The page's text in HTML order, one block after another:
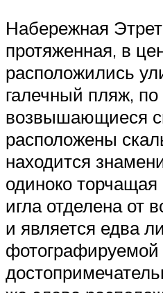
Набережная
протяженная, в
расположились
галечный пляж,
возвышающиеся
расположены
находится
одиноко
игла отделена от
и является едва
фотографируемой